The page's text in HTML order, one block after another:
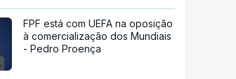
FPF está com UEFA na oposição
à comercialização dos Mundiais
- Pedro Proença